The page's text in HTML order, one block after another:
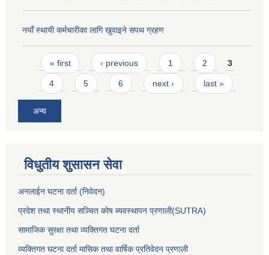
नयाँ स्थायी कर्मचारीका लागि खुवाइने सपथ ग्रहण
Pages
« first ‹ previous 1 2 3
4 5 6 next › last »
अन्य
विधुतीय शुसासन सेवा
अनलाईन घटना दर्ता (निवेदन)
प्रदेश तथा स्थानीय सञ्चित कोष ब्यवस्थापन प्रणाली(SUTRA)
सामाजिक सुरक्षा तथा व्यक्तिगत घटना दर्ता
व्यक्तिगत घटना दर्ता मासिक तथा वार्षिक प्रतिवेदन प्रणाली